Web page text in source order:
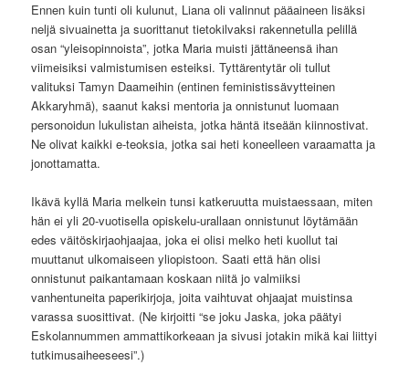
Ennen kuin tunti oli kulunut, Liana oli valinnut pääaineen lisäksi
neljä sivuainetta ja suorittanut tietokilvaksi rakennetulla pelillä
osan “yleisopinnoista”, jotka Maria muisti jättäneensä ihan
viimeisiksi valmistumisen esteiksi. Tyttärentytär oli tullut
valituksi Tamyn Daameihin (entinen feministissävytteinen
Akkaryhmä), saanut kaksi mentoria ja onnistunut luomaan
personoidun lukulistan aiheista, jotka häntä itseään kiinnostivat.
Ne olivat kaikki e-teoksia, jotka sai heti koneelleen varaamatta ja
jonottamatta.
Ikävä kyllä Maria melkein tunsi katkeruutta muistaessaan, miten
hän ei yli 20-vuotisella opiskelu-urallaan onnistunut löytämään
edes väitöskirjaohjaajaa, joka ei olisi melko heti kuollut tai
muuttanut ulkomaiseen yliopistoon. Saati että hän olisi
onnistunut paikantamaan koskaan niitä jo valmiiksi
vanhentuneita paperikirjoja, joita vaihtuvat ohjaajat muistinsa
varassa suosittivat. (Ne kirjoitti “se joku Jaska, joka päätyi
Eskolannummen ammattikorkeaan ja sivusi jotakin mikä kai liittyi
tutkimusaiheeseesi”.)